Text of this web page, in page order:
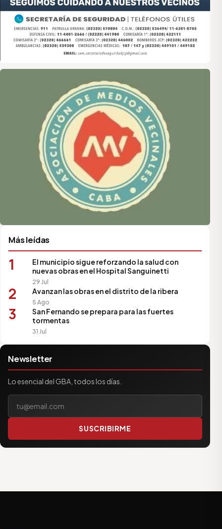
Asociación de Medios Vecinales
Más leídas
1
El municipio sigue reforzando la salud con
nuevas obras en el Hospital Sanguinetti
29 Jul
2 Avanzan las obras en el distrito de la ribera
5 Ago
3
San Fernando se prepara para las fuertes
tormentas
31 Jul
Newsletter
Lo esencial del GBA, todos los días.
SUSCRIBIRME